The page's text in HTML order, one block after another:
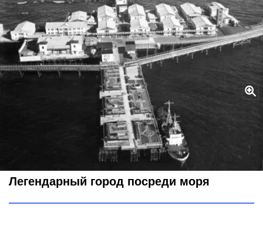
Задолго до Дубая: Какой советский город построили посреди
моря и что с ним сейчас
legion-media
Легендарный город посреди моря